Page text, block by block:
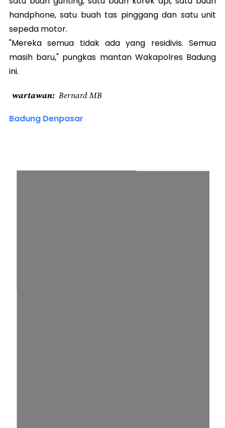
handphone, satu buah tas pinggang dan satu unit
sepeda motor.
"Mereka semua tidak ada yang residivis. Semua
masih baru," pungkas mantan Wakapolres Badung
ini.
wartawan Bernard MB
Badung Denpasar